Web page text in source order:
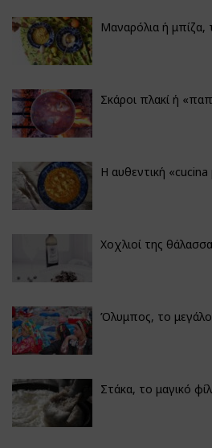
Μαναρόλια ή
Σκάροι πλακί ή
Η αυθεντική «cucina
Χοχλιοί της
Όλυμπος, το
Στάκα, το μαγικό